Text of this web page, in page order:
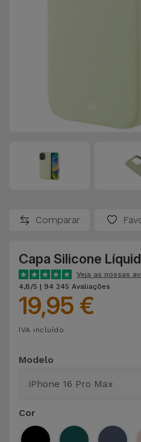
Comparar
Capa Silicone
Veja as nossas
4,8/5 | 94 245 Avaliações
19,95 €
IVA incluído
Modelo
Cor